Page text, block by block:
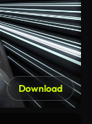
Download